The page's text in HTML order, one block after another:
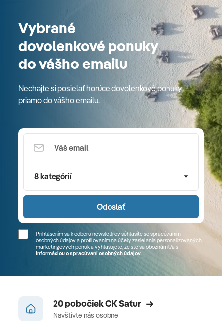
Vybrané
dovolenkové ponuky
do vášho emailu
Nechajte si posielať horúce dovolenkové ponuky
priamo do vášho emailu.
8 kategórií
Odoslať
Prihlásením sa k odberu newslettrov súhlasíte so spracúvaním
osobných údajov a profilovaním na účely zasielania personalizovaných
marketingových ponúk a vyhlasujete, že ste sa oboznámil/a s
Informáciou o spracúvaní osobných údajov.
20 pobočiek CK Satur
Navštívte nás osobne